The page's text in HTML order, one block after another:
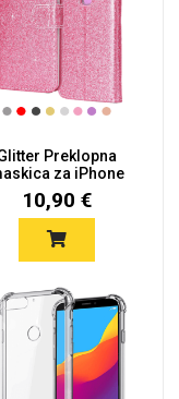
Preklopna
za iPhone
6/6s - Viš...
10,90 €